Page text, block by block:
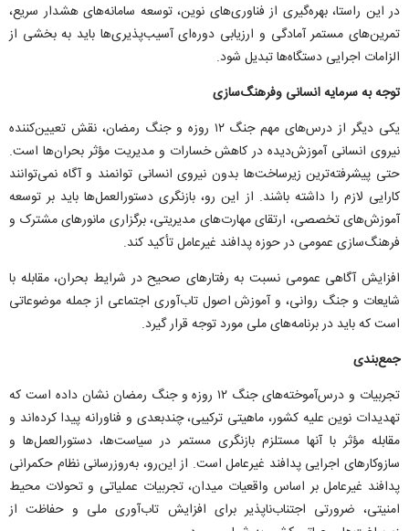
در این راستا، بهره‌گیری از فناوری‌های نوین، توسعه سامانه‌های هشدار سریع،
تمرین‌های مستمر آمادگی و ارزیابی دوره‌ای آسیب‌پذیری‌ها باید به بخشی از
الزامات اجرایی دستگاه‌ها تبدیل شود.
توجه به سرمایه انسانی وفرهنگ‌سازی
یکی دیگر از درس‌های مهم جنگ ۱۲ روزه و جنگ رمضان، نقش تعیین‌کننده
نیروی انسانی آموزش‌دیده در کاهش خسارات و مدیریت مؤثر بحران‌ها است.
حتی پیشرفته‌ترین زیرساخت‌ها بدون نیروی انسانی توانمند و آگاه نمی‌توانند
کارایی لازم را داشته باشند. از این رو، بازنگری دستورالعمل‌ها باید بر توسعه
آموزش‌های تخصصی، ارتقای مهارت‌های مدیریتی، برگزاری مانور‌های مشترک و
فرهنگ‌سازی عمومی در حوزه پدافند غیرعامل تأکید کند.
افزایش آگاهی عمومی نسبت به رفتار‌های صحیح در شرایط بحران، مقابله با
شایعات و جنگ روانی، و آموزش اصول تاب‌آوری اجتماعی از جمله موضوعاتی
است که باید در برنامه‌های ملی مورد توجه قرار گیرد.
جمع‌بندی
تجربیات و درس‌آموخته‌های جنگ ۱۲ روزه و جنگ رمضان نشان داده است که
تهدیدات نوین علیه کشور، ماهیتی ترکیبی، چندبعدی و فناورانه پیدا کرده‌اند و
مقابله مؤثر با آنها مستلزم بازنگری مستمر در سیاست‌ها، دستورالعمل‌ها و
سازوکار‌های اجرایی پدافند غیرعامل است. از این‌رو، به‌روزرسانی نظام حکمرانی
پدافند غیرعامل بر اساس واقعیات میدان، تجربیات عملیاتی و تحولات محیط
امنیتی، ضرورتی اجتناب‌ناپذیر برای افزایش تاب‌آوری ملی و حفاظت از